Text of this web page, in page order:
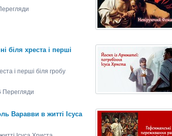
біля хреста і перші
і перші біля гробу
Перегляди
Варавви в житті Ісуса